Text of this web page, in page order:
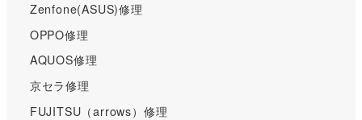
Zenfone(ASUS)修理
OPPO修理
AQUOS修理
京セラ修理
FUJITSU（arrows）修理